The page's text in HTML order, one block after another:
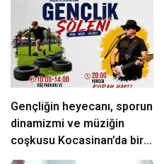
Gençliğin heyecanı, sporun
dinamizmi ve müziğin
coşkusu Kocasinan’da bir
araya geliyor!